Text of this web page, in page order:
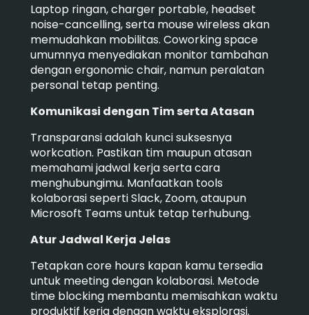
Laptop ringan, charger portable, headset
noise-cancelling, serta mouse wireless akan
memudahkan mobilitas. Coworking space
umumnya menyediakan monitor tambahan
dengan ergonomic chair, namun peralatan
personal tetap penting.
Komunikasi dengan Tim serta Atasan
Transparansi adalah kunci suksesnya
workcation. Pastikan tim maupun atasan
memahami jadwal kerja serta cara
menghubungimu. Manfaatkan tools
kolaborasi seperti Slack, Zoom, ataupun
Microsoft Teams untuk tetap terhubung.
Atur Jadwal Kerja Jelas
Tetapkan core hours kapan kamu tersedia
untuk meeting dengan kolaborasi. Metode
time blocking membantu memisahkan waktu
produktif kerja dengan waktu eksplorasi.